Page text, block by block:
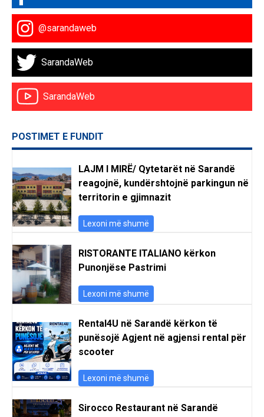
@sarandaweb
SarandaWeb
SarandaWeb
POSTIMET E FUNDIT
LAJM I MIRË/ Qytetarët në Sarandë
reagojnë, kundërshtojnë parkingun në
territorin e gjimnazit
Lexoni më shumë
RISTORANTE ITALIANO kërkon
Punonjëse Pastrimi
Lexoni më shumë
Rental4U në Sarandë kërkon të
punësojë Agjent në agjensi rental për
scooter
Lexoni më shumë
Sirocco Restaurant në Sarandë